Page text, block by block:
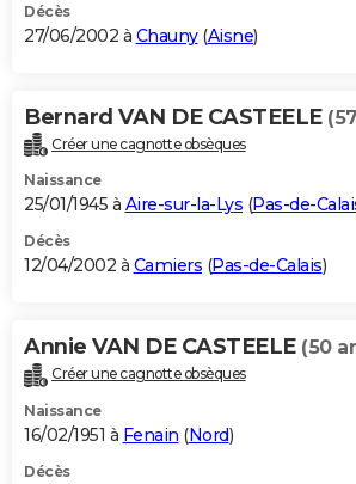
Décès
27/06/2002 à Chauny(Aisne)
Bernard VAN DE CASTEELE
Créer une cagnotte obsèques
Naissance
25/01/1945 à Aire-sur-la-Lys (Pas-de-
Décès
12/04/2002 à Camiers (Pas-de-Calais)
Annie VAN DE CASTEELE (50
Créer une cagnotte obsèques
Naissance
16/02/1951 à Fenain (Nord)
Décès